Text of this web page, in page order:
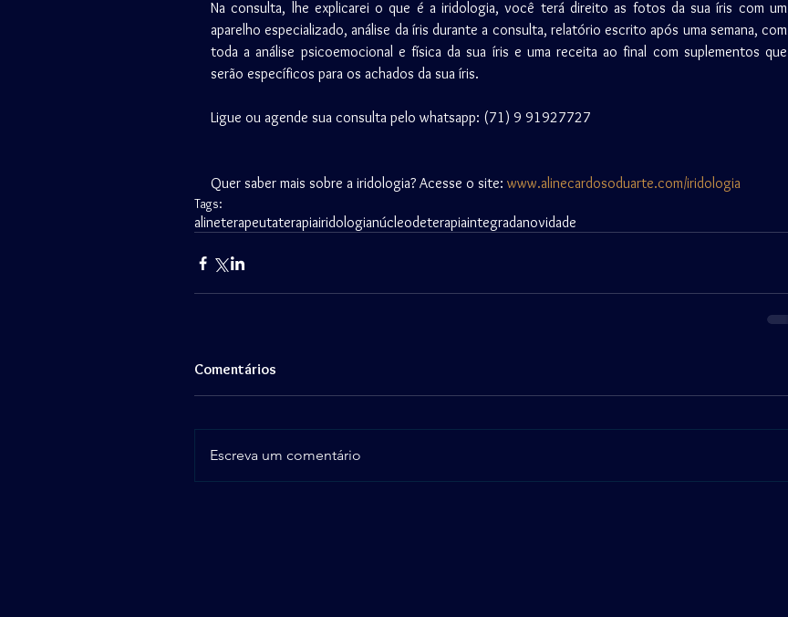
Na consulta, lhe explicarei o que é a iridologia, você terá direito as fotos da sua íris com um
aparelho especializado, análise da íris durante a consulta, relatório escrito após uma semana, com
toda a análise psicoemocional e física da sua íris e uma receita ao final com suplementos que
serão específicos para os achados da sua íris.
Ligue ou agende sua consulta pelo whatsapp: (71) 9 91927727
Quer saber mais sobre a iridologia? Acesse o site: www.alinecardosoduarte.com/iridologia
Tags:
alineterapeutaterapiairidologianúcleodeterapiaintegradanovidade
Comentários
Escreva um comentário